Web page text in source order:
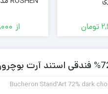
تومان از
Bucheron Stand'Art 72% dark